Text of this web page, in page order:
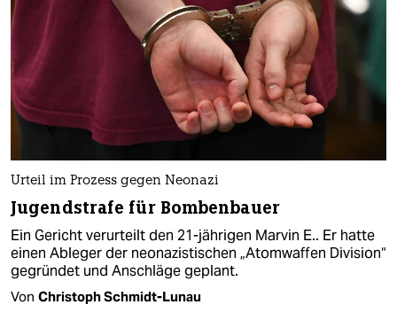
Urteil im Prozess gegen Neonazi
Jugendstrafe für Bombenbauer
Ein Gericht verurteilt den 21-jährigen Marvin E.. Er hatte
einen Ableger der neonazistischen „Atomwaffen Division“
gegründet und Anschläge geplant.
Von Christoph Schmidt-Lunau